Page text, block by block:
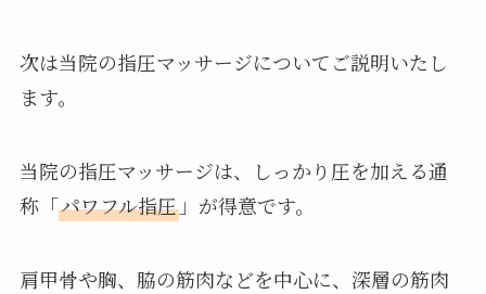
次は当院の指圧マッサージについてご説明いたし
ます。
当院の指圧マッサージは、しっかり圧を加える通
称「パワフル指圧」が得意です。
肩甲骨や胸、脇の筋肉などを中心に、深層の筋肉